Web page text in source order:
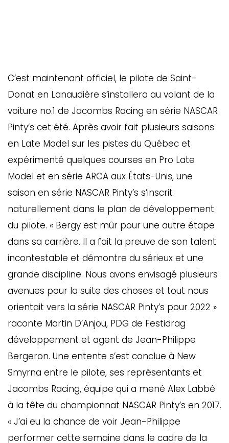
C’est maintenant officiel, le pilote de Saint-
Donat en Lanaudière s’installera au volant de la
voiture no.1 de Jacombs Racing en série NASCAR
Pinty’s cet été. Après avoir fait plusieurs saisons
en Late Model sur les pistes du Québec et
expérimenté quelques courses en Pro Late
Model et en série ARCA aux États-Unis, une
saison en série NASCAR Pinty’s s’inscrit
naturellement dans le plan de développement
du pilote. « Bergy est mûr pour une autre étape
dans sa carrière. Il a fait la preuve de son talent
incontestable et démontre du sérieux et une
grande discipline. Nous avons envisagé plusieurs
avenues pour la suite des choses et tout nous
orientait vers la série NASCAR Pinty’s pour 2022 »
raconte Martin D’Anjou, PDG de Festidrag
développement et agent de Jean-Philippe
Bergeron. Une entente s’est conclue à New
Smyrna entre le pilote, ses représentants et
Jacombs Racing, équipe qui a mené Alex Labbé
à la tête du championnat NASCAR Pinty’s en 2017.
« J’ai eu la chance de voir Jean-Philippe
performer cette semaine dans le cadre de la